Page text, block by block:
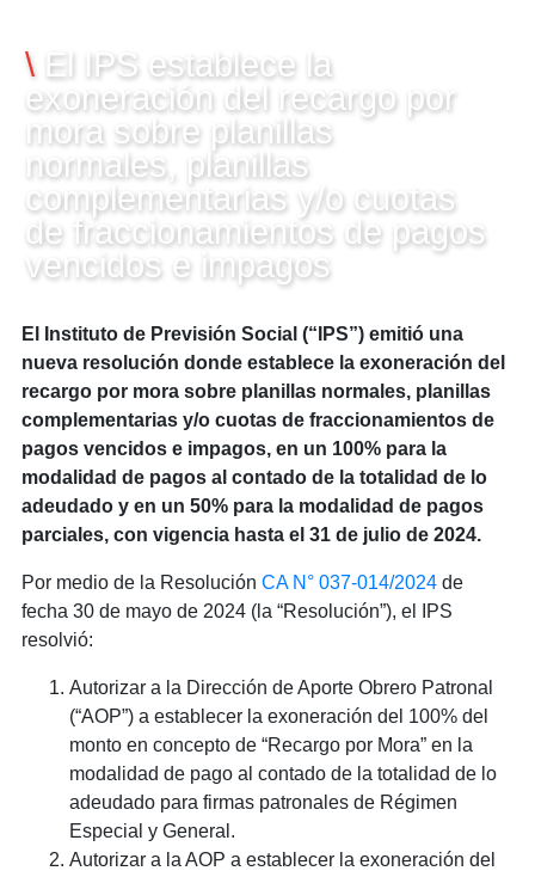
\ El IPS establece la
exoneración del recargo por
mora sobre planillas
normales, planillas
complementarias y/o cuotas
de fraccionamientos de pagos
vencidos e impagos
El Instituto de Previsión Social (“IPS”) emitió una
nueva resolución donde establece la exoneración del
recargo por mora sobre planillas normales, planillas
complementarias y/o cuotas de fraccionamientos de
pagos vencidos e impagos, en un 100% para la
modalidad de pagos al contado de la totalidad de lo
adeudado y en un 50% para la modalidad de pagos
parciales, con vigencia hasta el 31 de julio de 2024.
Por medio de la Resolución CA N° 037-014/2024de
fecha 30 de mayo de 2024 (la “Resolución”), el IPS
resolvió:
Autorizar a la Dirección de Aporte Obrero Patronal
(“AOP”) a establecer la exoneración del 100% del
monto en concepto de “Recargo por Mora” en la
modalidad de pago al contado de la totalidad de lo
adeudado para firmas patronales de Régimen
Especial y General.
Autorizar a la AOP a establecer la exoneración del